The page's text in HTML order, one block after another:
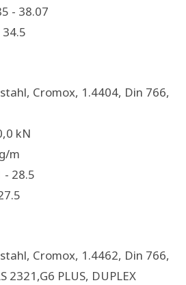
- 38.07
Cromox, 1.4404, Din 766,
kN
m
- 28.5
Cromox, 1.4462, Din 766,
2321,G6 PLUS, DUPLEX